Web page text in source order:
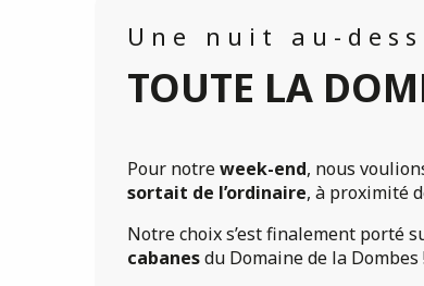
Une nuit au-
TOUTE LA
Pour notreweek-end, nous
sortait de l’ordinaire, à proximité
Notre choix s’est finalement porté
cabanesdu Domaine de la Dombes